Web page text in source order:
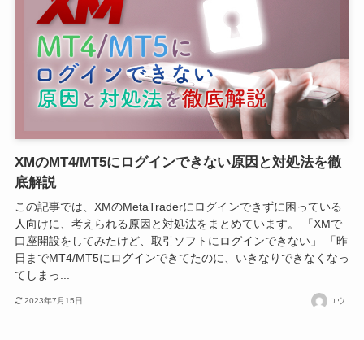
XMのMT4/MT5にログインできない原因と対処法を徹
底解説
この記事では、XMのMetaTraderにログインできずに困っている
人向けに、考えられる原因と対処法をまとめています。 「XMで
口座開設をしてみたけど、取引ソフトにログインできない」 「昨
日までMT4/MT5にログインできてたのに、いきなりできなくなっ
てしまっ...
2023年7月15日 ユウ